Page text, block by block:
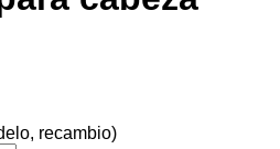
recambio)